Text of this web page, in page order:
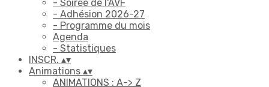
- Soirée de l'AVF
- Adhésion 2026-27
- Programme du mois
Agenda
- Statistiques
INSCR. ▴▾
Animations ▴▾
ANIMATIONS : A-> Z